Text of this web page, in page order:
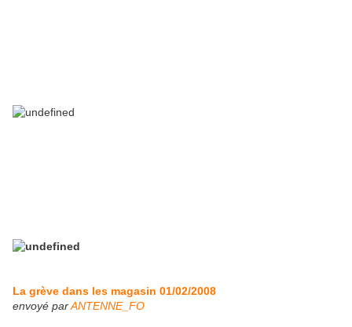
La grève dans les magasin 01/02/2008
envoyé parANTENNE_FO